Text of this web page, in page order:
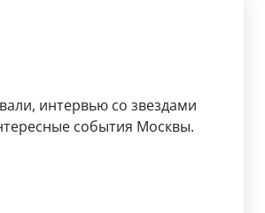
интервью со звездами
события Москвы.